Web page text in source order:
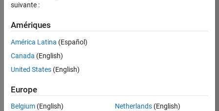
Senior
Software
Quality
Engineer
maintenant
suivante :
Amériques
América Latina (Español)
Canada (English)
United States (English)
Europe
Belgium (English)
Netherlands(English)